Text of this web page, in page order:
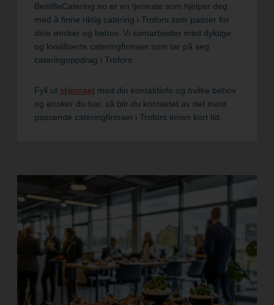
BestilleCatering.no er en tjeneste som hjelper deg
med å finne riktig catering i Trofors som passer for
dine ønsker og behov. Vi samarbeider med dyktige
og kvalifiserte cateringfirmaer som tar på seg
cateringoppdrag i Trofors.
Fyll ut skjemaet med din kontaktinfo og hvilke behov
og ønsker du har, så blir du kontaktet av det mest
passende cateringfirmaet i Trofors innen kort tid.